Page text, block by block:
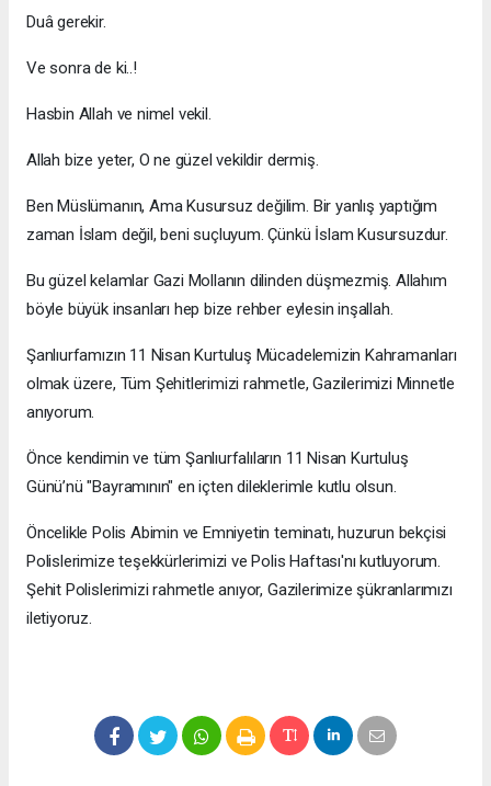
Duâ gerekir.
Ve sonra de ki..!
Hasbin Allah ve nimel vekil.
Allah bize yeter, O ne güzel vekildir dermiş.
Ben Müslümanın, Ama Kusursuz değilim. Bir yanlış yaptığım
zaman İslam değil, beni suçluyum. Çünkü İslam Kusursuzdur.
Bu güzel kelamlar Gazi Mollanın dilinden düşmezmiş. Allahım
böyle büyük insanları hep bize rehber eylesin inşallah.
Şanlıurfamızın 11 Nisan Kurtuluş Mücadelemizin Kahramanları
olmak üzere, Tüm Şehitlerimizi rahmetle, Gazilerimizi Minnetle
anıyorum.
Önce kendimin ve tüm Şanlıurfalıların 11 Nisan Kurtuluş
Günü’nü "Bayramının" en içten dileklerimle kutlu olsun.
Öncelikle Polis Abimin ve Emniyetin teminatı, huzurun bekçisi
Polislerimize teşekkürlerimizi ve Polis Haftası'nı kutluyorum.
Şehit Polislerimizi rahmetle anıyor, Gazilerimize şükranlarımızı
iletiyoruz.